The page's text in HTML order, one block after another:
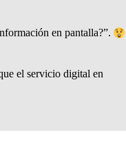
en pantalla?”.
el servicio digital en